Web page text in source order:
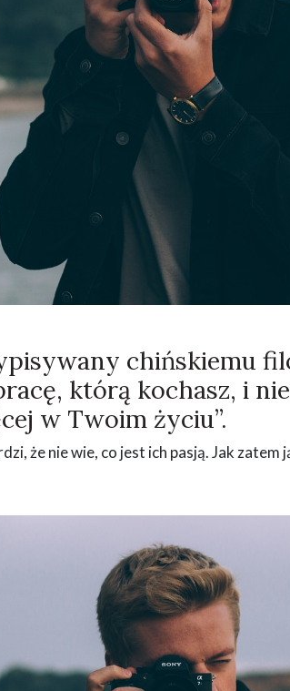
chińskiemu
którą kochasz, i
w Twoim życiu”.
że nie wie, co jest ich pasją. Jak zatem